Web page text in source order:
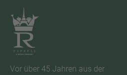
Vor über 45 Jahren aus der